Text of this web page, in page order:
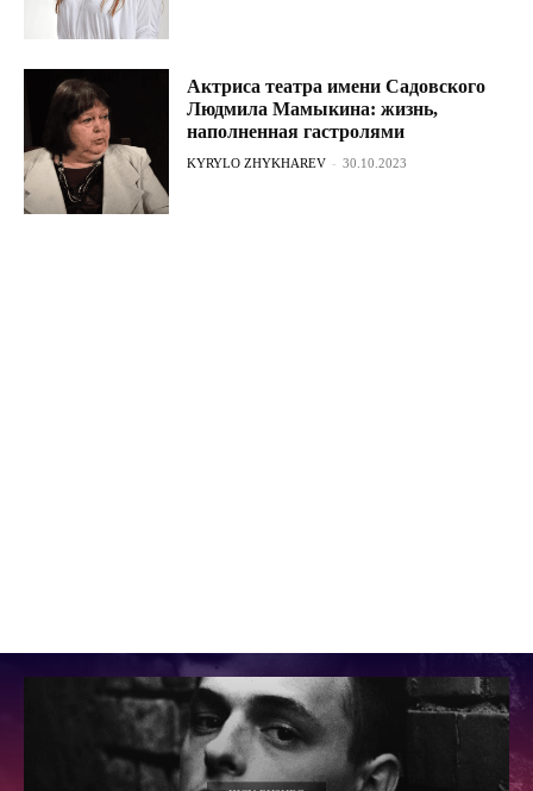
Актриса театра имени Садовского
Людмила Мамыкина: жизнь,
наполненная гастролями
KYRYLO ZHYKHAREV - 30.10.2023